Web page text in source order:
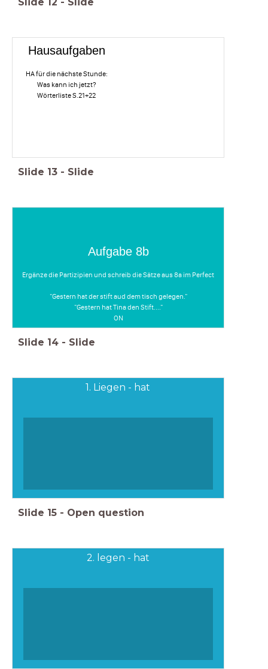
Hausaufgaben
HA für die nächste Stunde:
Was kann ich jetzt?
Wörterliste S.21+22
Slide 13 - Slide
Aufgabe 8b
Ergänze die Partizipien und schreib die Sätze aus 8a im Perfect
"Gestern hat der stift aud dem tisch gelegen."
"Gestern hat Tina den Stift...."
ON
Slide 14 - Slide
1. Liegen - hat
Slide 15 - Open question
2. legen - hat